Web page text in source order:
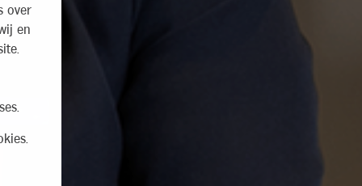
over
en